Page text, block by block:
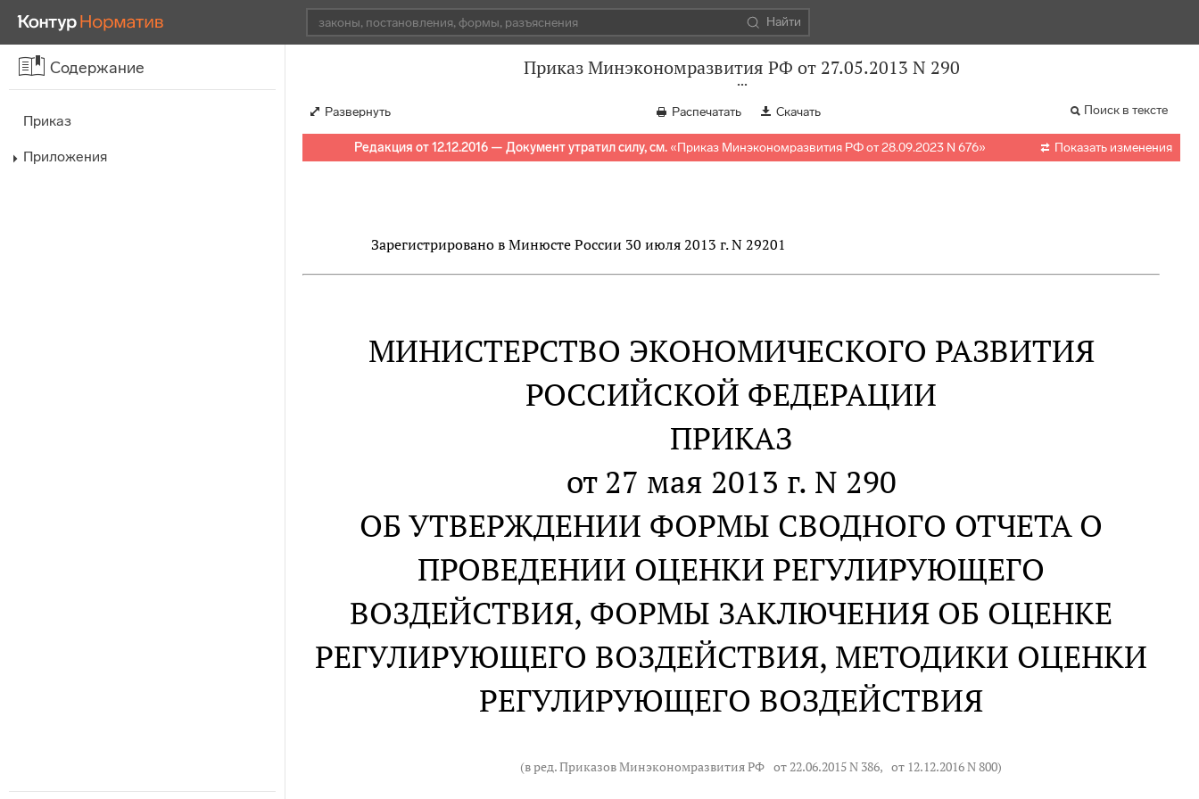
Найти
Содержание
Приказ
Приложения
Приказ Минэкономразвития РФ от 27.05.2013 N 290
Развернуть Распечатать Скачать Поиск в тексте
Редакция от 12.12.2016 — Документ утратил силу, см.«Приказ Минэкономразвития РФ от 28.09.2023 N 676»  Показать изменения
Зарегистрировано в Минюсте России 30 июля 2013 г. N 29201
МИНИСТЕРСТВО ЭКОНОМИЧЕСКОГО РАЗВИТИЯ
РОССИЙСКОЙ ФЕДЕРАЦИИ
ПРИКАЗ
от 27 мая 2013 г. N 290
ОБ УТВЕРЖДЕНИИ ФОРМЫ СВОДНОГО ОТЧЕТА О
ПРОВЕДЕНИИ ОЦЕНКИ РЕГУЛИРУЮЩЕГО
ВОЗДЕЙСТВИЯ, ФОРМЫ ЗАКЛЮЧЕНИЯ ОБ ОЦЕНКЕ
РЕГУЛИРУЮЩЕГО ВОЗДЕЙСТВИЯ, МЕТОДИКИ ОЦЕНКИ
РЕГУЛИРУЮЩЕГО ВОЗДЕЙСТВИЯ
(в ред. Приказов Минэкономразвития РФ от 22.06.2015 N 386, от 12.12.2016 N 800)